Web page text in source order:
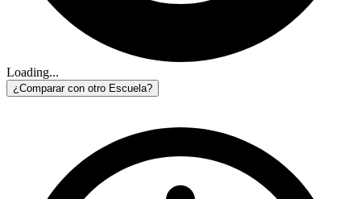
Loading...
¿Comparar con otro Escuela?